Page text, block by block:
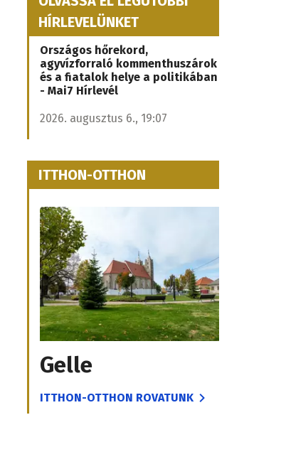
HÍRLEVELÜNKET
Országos hőrekord,
agyvízforraló kommenthuszárok
és a fiatalok helye a politikában
- Mai7 Hírlevél
2026. augusztus 6., 19:07
ITTHON-OTTHON
Gelle
ITTHON-OTTHON ROVATUNK